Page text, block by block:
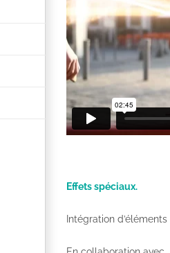
Effets spéciaux.
Intégration